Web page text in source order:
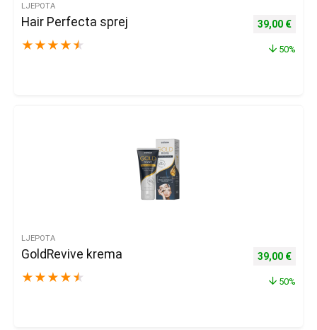
LJEPOTA
Hair Perfecta sprej
★ ★ ★ ★ ★
Izvorna
39,00 €
50%
LJEPOTA
GoldRevive krema
★ ★ ★ ★ ★
Izvorna
39,00 €
50%